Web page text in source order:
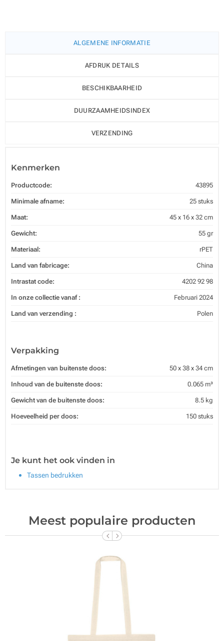
ALGEMENE INFORMATIE
AFDRUK DETAILS
BESCHIKBAARHEID
DUURZAAMHEIDSINDEX
VERZENDING
Kenmerken
Productcode: 43895
Minimale afname: 25 stuks
Maat: 45 x 16 x 32 cm
Gewicht: 55 gr
Materiaal: rPET
Land van fabricage: China
Intrastat code: 4202 92 98
In onze collectie vanaf : Februari 2024
Land van verzending : Polen
Verpakking
Afmetingen van buitenste doos: 50 x 38 x 34 cm
Inhoud van de buitenste doos: 0.065 m³
Gewicht van de buitenste doos: 8.5 kg
Hoeveelheid per doos: 150 stuks
Je kunt het ook vinden in
Tassen bedrukken
Meest populaire producten